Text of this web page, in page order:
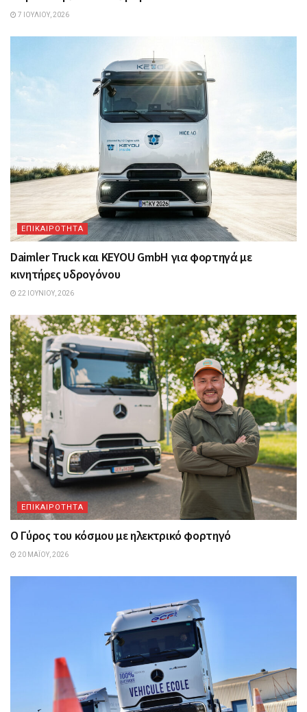
7 ΙΟΥΛΊΟΥ, 2026
ΕΠΙΚΑΙΡΟΤΗΤΑ
Daimler Truck και KEYOU GmbH για φορτηγά με
κινητήρες υδρογόνου
22 ΙΟΥΝΊΟΥ, 2026
ΕΠΙΚΑΙΡΟΤΗΤΑ
Ο Γύρος του κόσμου με ηλεκτρικό φορτηγό
20 ΜΑΪ́ΟΥ, 2026